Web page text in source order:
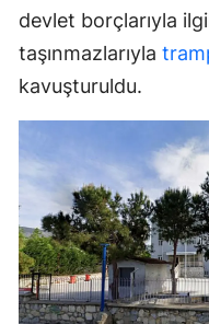
devlet borçlarıyla
taşınmazlarıyla
kavuşturuldu.